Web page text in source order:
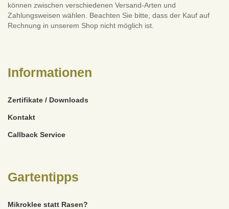
können zwischen verschiedenen Versand-Arten und
Zahlungsweisen wählen. Beachten Sie bitte, dass der Kauf auf
Rechnung in unserem Shop nicht möglich ist.
Informationen
Zertifikate / Downloads
Kontakt
Callback Service
Gartentipps
Mikroklee statt Rasen?